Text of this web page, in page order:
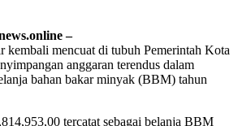
–
kembali mencuat di tubuh Pemerintah Kota
anggaran terendus dalam
bahan bakar minyak (BBM) tahun
tercatat sebagai belanja BBM